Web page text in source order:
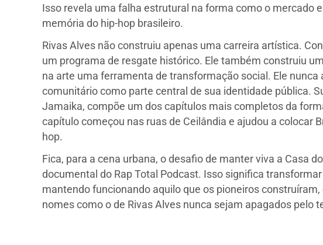
Isso revela uma falha estrutural na forma como o mercado
memória do hip-hop brasileiro.
Rivas Alves não construiu apenas uma carreira artística.
um programa de resgate histórico. Ele também construiu
na arte uma ferramenta de transformação social. Ele
comunitário como parte central de sua identidade pública.
Jamaika, compõe um dos capítulos mais completos da
capítulo começou nas ruas de Ceilândia e ajudou a colocar
hop.
Fica, para a cena urbana, o desafio de manter viva a Casa
documental do Rap Total Podcast. Isso significa
mantendo funcionando aquilo que os pioneiros
nomes como o de Rivas Alves nunca sejam apagados pelo